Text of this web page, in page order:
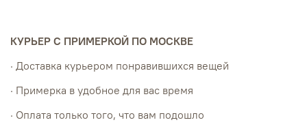
КУРЬЕР С ПРИМЕРКОЙ ПО МОСКВЕ
· Доставка курьером понравившихся вещей
· Примерка в удобное для вас время
· Оплата только того, что вам подошло